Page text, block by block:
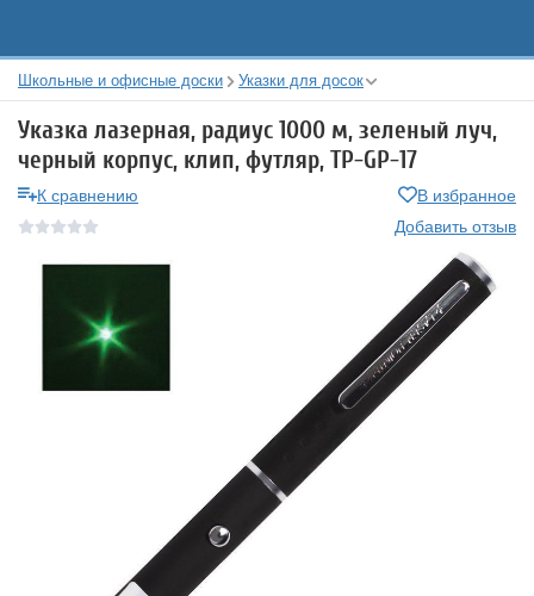
Школьные и офисные доски Указки для досок
Указка лазерная, радиус 1000 м, зеленый луч,
черный корпус, клип, футляр, TP-GP-17
К сравнению
В избранное
Добавить отзыв